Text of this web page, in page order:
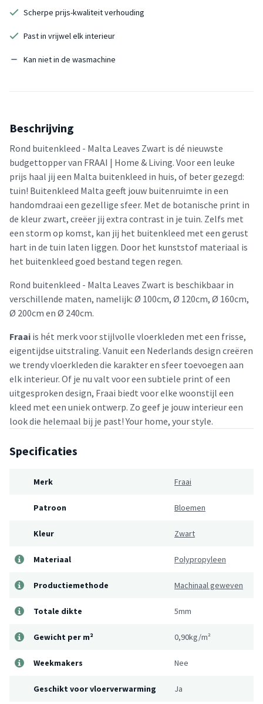
Scherpe prijs-kwaliteit verhouding
Past in vrijwel elk interieur
Kan niet in de wasmachine
Beschrijving
Rond buitenkleed - Malta Leaves Zwart is dé nieuwste
budgettopper van FRAAI | Home & Living. Voor een leuke
prijs haal jij een Malta buitenkleed in huis, of beter gezegd:
tuin! Buitenkleed Malta geeft jouw buitenruimte in een
handomdraai een gezellige sfeer. Met de botanische print in
de kleur zwart, creëer jij extra contrast in je tuin. Zelfs met
een storm op komst, kan jij het buitenkleed met een gerust
hart in de tuin laten liggen. Door het kunststof materiaal is
het buitenkleed goed bestand tegen regen.
Rond buitenkleed - Malta Leaves Zwart is beschikbaar in
verschillende maten, namelijk: Ø 100cm, Ø 120cm, Ø 160cm,
Ø 200cm en Ø 240cm.
Fraai is hét merk voor stijlvolle vloerkleden met een frisse,
eigentijdse uitstraling. Vanuit een Nederlands design creëren
we trendy vloerkleden die karakter en sfeer toevoegen aan
elk interieur. Of je nu valt voor een subtiele print of een
uitgesproken design, Fraai biedt voor elke woonstijl een
kleed met een uniek ontwerp. Zo geef je jouw interieur een
look die helemaal bij je past! Your home, your style.
Specificaties
Merk Fraai
Patroon Bloemen
Kleur Zwart
Materiaal Polypropyleen
Productiemethode Machinaal geweven
Totale dikte 5mm
Gewicht per m² 0,90kg/m²
Weekmakers Nee
Geschikt voor vloerverwarming Ja